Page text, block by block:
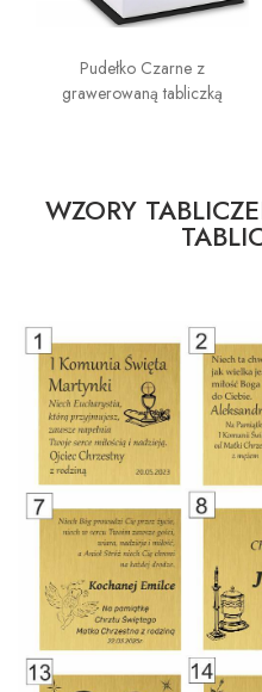
Pudełko Czarne z
grawerowaną tabliczką
WZORY